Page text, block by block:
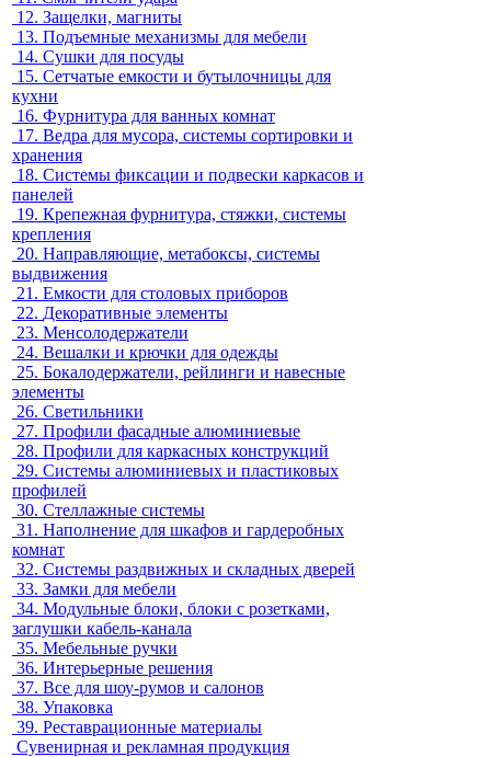
12. Защелки, магниты
13. Подъемные механизмы для мебели
14. Сушки для посуды
15. Сетчатые емкости и бутылочницы для
кухни
16. Фурнитура для ванных комнат
17. Ведра для мусора, системы сортировки и
хранения
18. Системы фиксации и подвески каркасов и
панелей
19. Крепежная фурнитура, стяжки, системы
крепления
20. Направляющие, метабоксы, системы
выдвижения
21. Емкости для столовых приборов
22. Декоративные элементы
23. Менсолодержатели
24. Вешалки и крючки для одежды
25. Бокалодержатели, рейлинги и навесные
элементы
26. Светильники
27. Профили фасадные алюминиевые
28. Профили для каркасных конструкций
29. Системы алюминиевых и пластиковых
профилей
30. Стеллажные системы
31. Наполнение для шкафов и гардеробных
комнат
32. Системы раздвижных и складных дверей
33. Замки для мебели
34. Модульные блоки, блоки с розетками,
заглушки кабель-канала
35. Мебельные ручки
36. Интерьерные решения
37. Все для шоу-румов и салонов
38. Упаковка
39. Реставрационные материалы
Сувенирная и рекламная продукция